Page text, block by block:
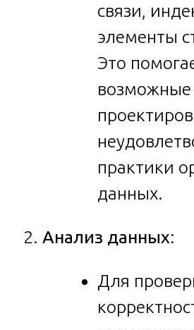
связи,
элементы
Это
практики
данных.
Анализ данных:
Для